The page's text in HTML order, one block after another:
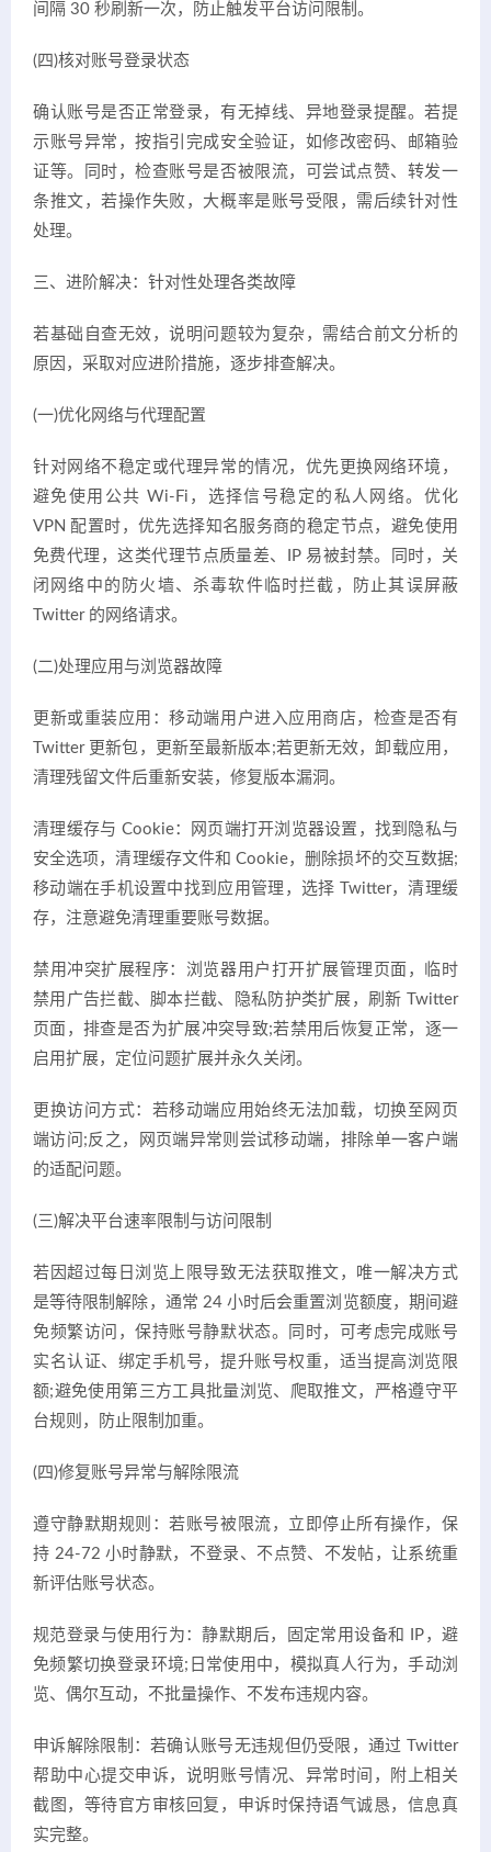
间隔 30 秒刷新一次，防止触发平台访问限制。
(四)核对账号登录状态
确认账号是否正常登录，有无掉线、异地登录提醒。若提
示账号异常，按指引完成安全验证，如修改密码、邮箱验
证等。同时，检查账号是否被限流，可尝试点赞、转发一
条推文，若操作失败，大概率是账号受限，需后续针对性
处理。
三、进阶解决：针对性处理各类故障
若基础自查无效，说明问题较为复杂，需结合前文分析的
原因，采取对应进阶措施，逐步排查解决。
(一)优化网络与代理配置
针对网络不稳定或代理异常的情况，优先更换网络环境，
避免使用公共 Wi-Fi，选择信号稳定的私人网络。优化
VPN 配置时，优先选择知名服务商的稳定节点，避免使用
免费代理，这类代理节点质量差、IP 易被封禁。同时，关
闭网络中的防火墙、杀毒软件临时拦截，防止其误屏蔽
Twitter 的网络请求。
(二)处理应用与浏览器故障
更新或重装应用：移动端用户进入应用商店，检查是否有
Twitter 更新包，更新至最新版本;若更新无效，卸载应用，
清理残留文件后重新安装，修复版本漏洞。
清理缓存与 Cookie：网页端打开浏览器设置，找到隐私与
安全选项，清理缓存文件和 Cookie，删除损坏的交互数据;
移动端在手机设置中找到应用管理，选择 Twitter，清理缓
存，注意避免清理重要账号数据。
禁用冲突扩展程序：浏览器用户打开扩展管理页面，临时
禁用广告拦截、脚本拦截、隐私防护类扩展，刷新 Twitter
页面，排查是否为扩展冲突导致;若禁用后恢复正常，逐一
启用扩展，定位问题扩展并永久关闭。
更换访问方式：若移动端应用始终无法加载，切换至网页
端访问;反之，网页端异常则尝试移动端，排除单一客户端
的适配问题。
(三)解决平台速率限制与访问限制
若因超过每日浏览上限导致无法获取推文，唯一解决方式
是等待限制解除，通常 24 小时后会重置浏览额度，期间避
免频繁访问，保持账号静默状态。同时，可考虑完成账号
实名认证、绑定手机号，提升账号权重，适当提高浏览限
额;避免使用第三方工具批量浏览、爬取推文，严格遵守平
台规则，防止限制加重。
(四)修复账号异常与解除限流
遵守静默期规则：若账号被限流，立即停止所有操作，保
持 24-72 小时静默，不登录、不点赞、不发帖，让系统重
新评估账号状态。
规范登录与使用行为：静默期后，固定常用设备和 IP，避
免频繁切换登录环境;日常使用中，模拟真人行为，手动浏
览、偶尔互动，不批量操作、不发布违规内容。
申诉解除限制：若确认账号无违规但仍受限，通过 Twitter
帮助中心提交申诉，说明账号情况、异常时间，附上相关
截图，等待官方审核回复，申诉时保持语气诚恳，信息真
实完整。